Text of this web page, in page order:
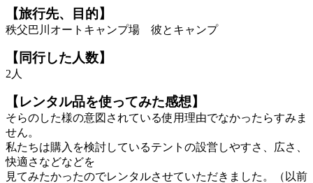
【旅行先、目的】
秩父巴川オートキャンプ場 彼とキャンプ
【同行した人数】
2人
【レンタル品を使ってみた感想】
そらのした様の意図されている使用理由でなかったらすみま
せん。
私たちは購入を検討しているテントの設営しやすさ、広さ、
快適さなどなどを
見てみたかったのでレンタルさせていただきました。（以前